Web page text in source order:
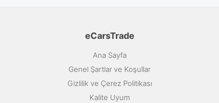
eCarsTrade
Ana Sayfa
Genel Şartlar ve Koşullar
Gizlilik ve Çerez Politikası
Kalite Uyum